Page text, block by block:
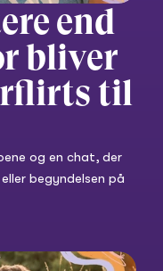
end
bliver
til
og en chat, der
begyndelsen på